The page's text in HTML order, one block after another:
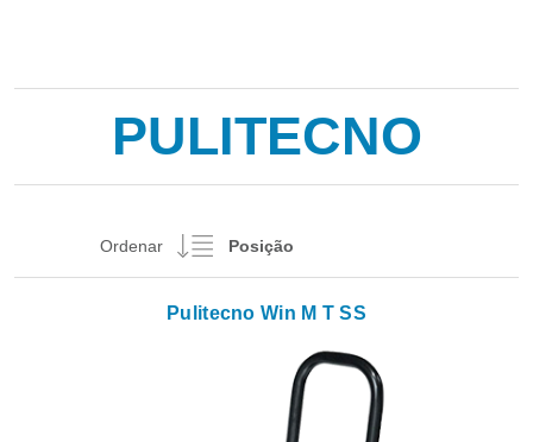
PULITECNO
Ordenar
Pulitecno Win M T SS